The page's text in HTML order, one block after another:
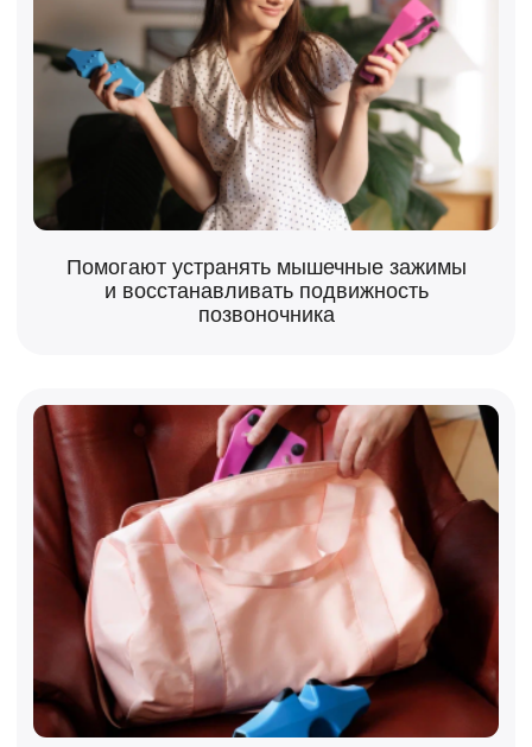
Компактны и удобны — подходят для
использования в клинике и дома
Сертифицированы для
медицинского применения
УЗНАТЬ БОЛЬШЕ